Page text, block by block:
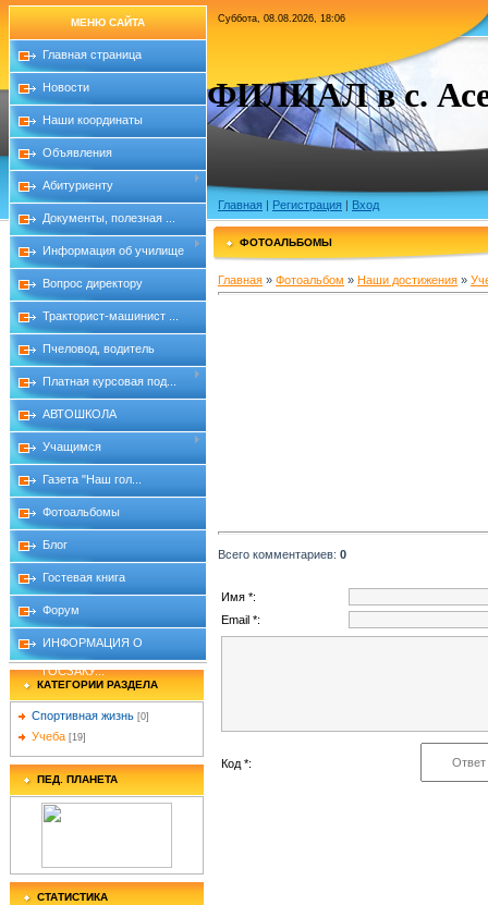
МЕНЮ САЙТА
Главная страница
Новости
Наши координаты
Объявления
Абитуриенту
Документы, полезная ...
Информация об училище
Вопрос директору
Тракторист-машинист ...
Пчеловод, водитель
Платная курсовая под...
АВТОШКОЛА
Учащимся
Газета "Наш гол...
Фотоальбомы
Блог
Гостевая книга
Форум
ИНФОРМАЦИЯ О
ГОСЗАКУ...
КАТЕГОРИИ РАЗДЕЛА
Спортивная жизнь [0]
Учеба [19]
ПЕД. ПЛАНЕТА
СТАТИСТИКА
Суббота, 08.08.2026, 18:06
ФИЛИАЛ в с.
Главная | Регистрация | Вход
ФОТОАЛЬБОМЫ
Главная » Фотоальбом » Наши достижения »
Всего комментариев: 0
Имя *:
Email *:
Код *: